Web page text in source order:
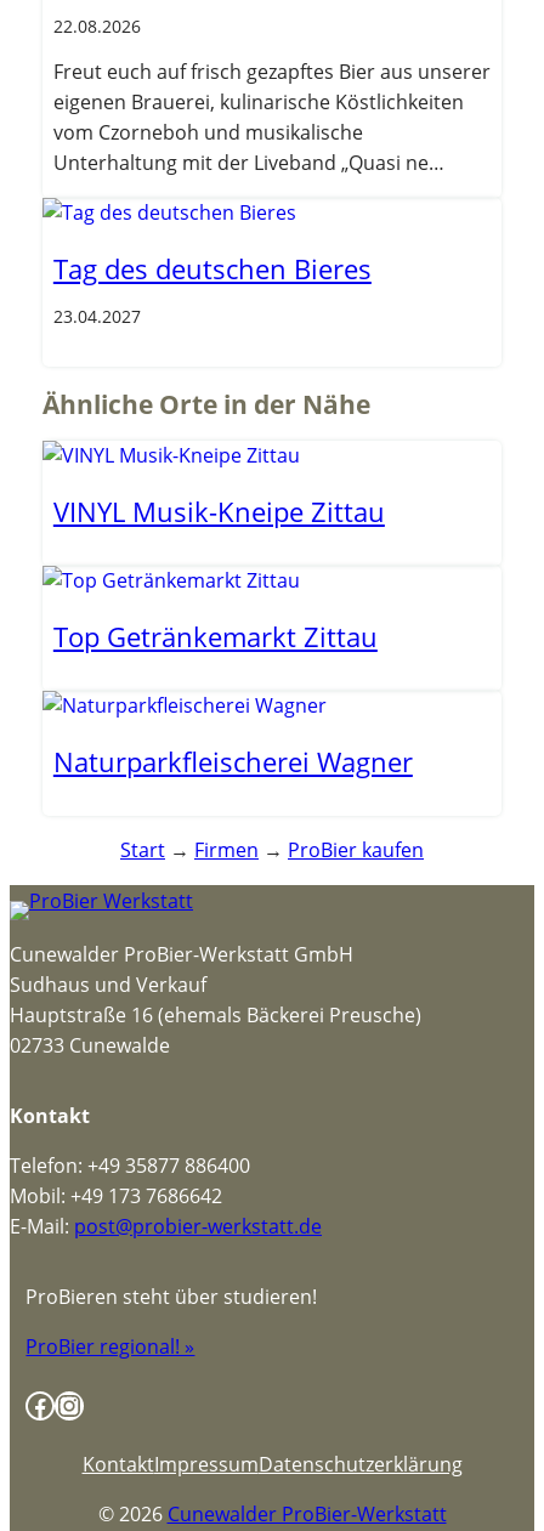
22.08.2026
Freut euch auf frisch gezapftes Bier aus unserer
eigenen Brauerei, kulinarische Köstlichkeiten
vom Czorneboh und musikalische
Unterhaltung mit der Liveband „Quasi ne
Band“.
Tag des deutschen Bieres
23.04.2027
Ähnliche Orte in der Nähe
VINYL Musik-Kneipe Zittau
Top Getränkemarkt Zittau
Naturparkfleischerei Wagner
Start → Firmen → ProBier kaufen
Cunewalder ProBier-Werkstatt GmbH
Sudhaus und Verkauf
Hauptstraße 16 (ehemals Bäckerei Preusche)
02733 Cunewalde
Kontakt
Telefon: +49 35877 886400
Mobil: +49 173 7686642
E-Mail: post@probier-werkstatt.de
ProBieren steht über studieren!
ProBier regional! »
Facebook Instagram
KontaktImpressumDatenschutzerklärung
© 2026 Cunewalder ProBier-Werkstatt